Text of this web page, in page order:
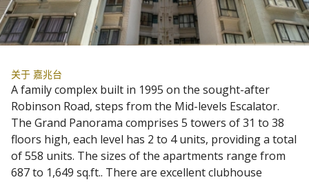
关于 嘉兆台
A family complex built in 1995 on the sought-after
Robinson Road, steps from the Mid-levels Escalator.
The Grand Panorama comprises 5 towers of 31 to 38
floors high, each level has 2 to 4 units, providing a total
of 558 units. The sizes of the apartments range from
687 to 1,649 sq.ft.. There are excellent clubhouse